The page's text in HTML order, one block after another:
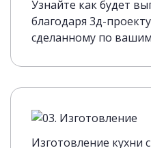
Узнайте как будет
благодаря 3д-
сделанному по
Изготовление кухни